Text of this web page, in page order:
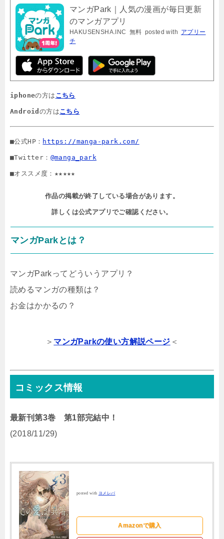
マンガPark｜人気の漫画が毎日更新
のマンガアプリ
HAKUSENSHA.INC 無料 posted with アプリー
チ
iphoneの方は こちら
Android の方はこちら
■公式HP： https://manga-park.com/
■Twitter： @manga_park
■オススメ度：★★★★★
作品の掲載が終了している場合があります。
詳しくは公式アプリでご確認ください。
マンガParkとは？
マンガParkってどういうアプリ？
読めるマンガの種類は？
お金はかかるの？
＞ マンガParkの使い方解説ページ ＜
コミックス情報
最新刊第3巻 第1部完結中！
(2018/11/29)
posted with ヨメレバ
Amazonで購入